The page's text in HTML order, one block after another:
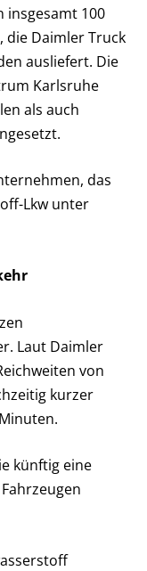
insgesamt 100
die Daimler Truck
ausliefert. Die
Karlsruhe
als auch
das
Lkw unter
Laut Daimler
von
kurzer
künftig eine